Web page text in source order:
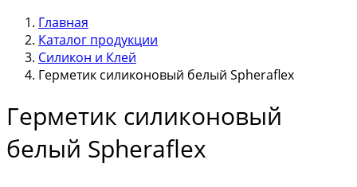
Главная
Каталог продукции
Силикон и Клей
Герметик силиконовый белый Spheraflex
Герметик силиконовый
белый Spheraflex